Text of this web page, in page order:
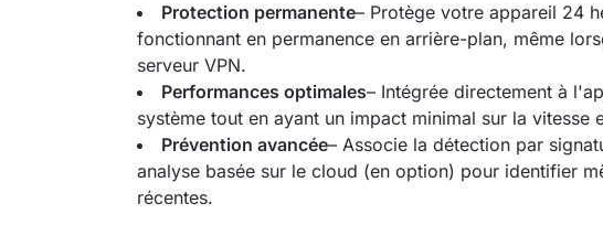
Protection permanente– Protège votre appareil 24
fonctionnant en permanence en arrière-plan, même
serveur VPN.
Performances optimales– Intégrée directement à
système tout en ayant un impact minimal sur la
Prévention avancée– Associe la détection par
analyse basée sur le cloud (en option) pour identifier
récentes.